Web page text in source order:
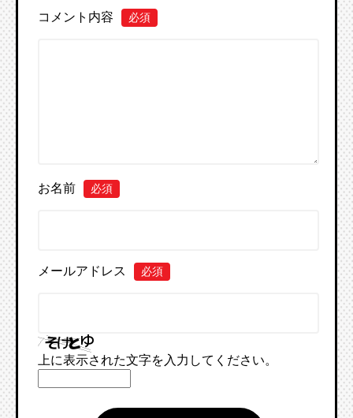
コメント内容 必須
お名前 必須
メールアドレス 必須
上に表示された文字を入力してください。